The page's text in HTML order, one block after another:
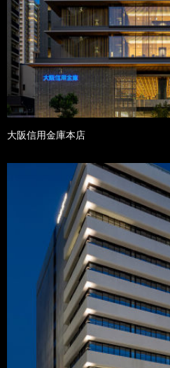
大阪信用金庫本店